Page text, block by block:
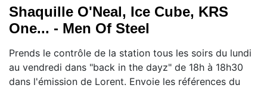
Shaquille O'Neal, Ice Cube, KRS
One... - Men Of Steel
Prends le contrôle de la station tous les soirs du lundi
au vendredi dans "back in the dayz" de 18h à 18h30
dans l'émission de Lorent. Envoie les références du